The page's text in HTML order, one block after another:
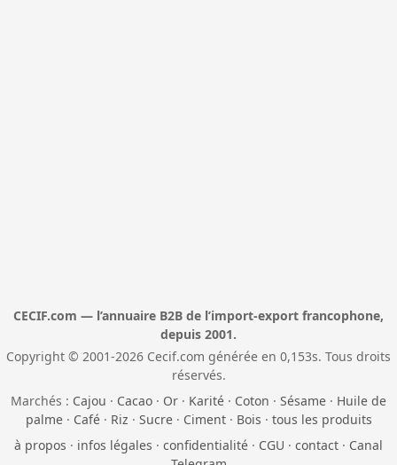
CECIF.com — l’annuaire B2B de l’import-export francophone,
depuis 2001.
Copyright © 2001-2026 Cecif.com générée en 0,153s. Tous droits
réservés.
Marchés : Cajou · Cacao · Or · Karité · Coton · Sésame · Huile de
palme· Café· Riz · Sucre· Ciment· Bois · tous les produits
à propos · infos légales · confidentialité · CGU · contact · Canal